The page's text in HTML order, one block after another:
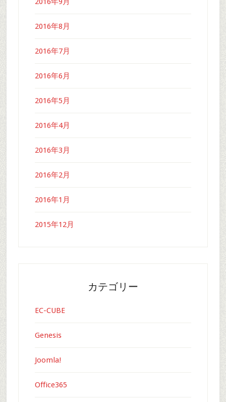
2016年8月
2016年7月
2016年6月
2016年5月
2016年4月
2016年3月
2016年2月
2016年1月
2015年12月
カテゴリー
EC-CUBE
Genesis
Joomla!
Office365